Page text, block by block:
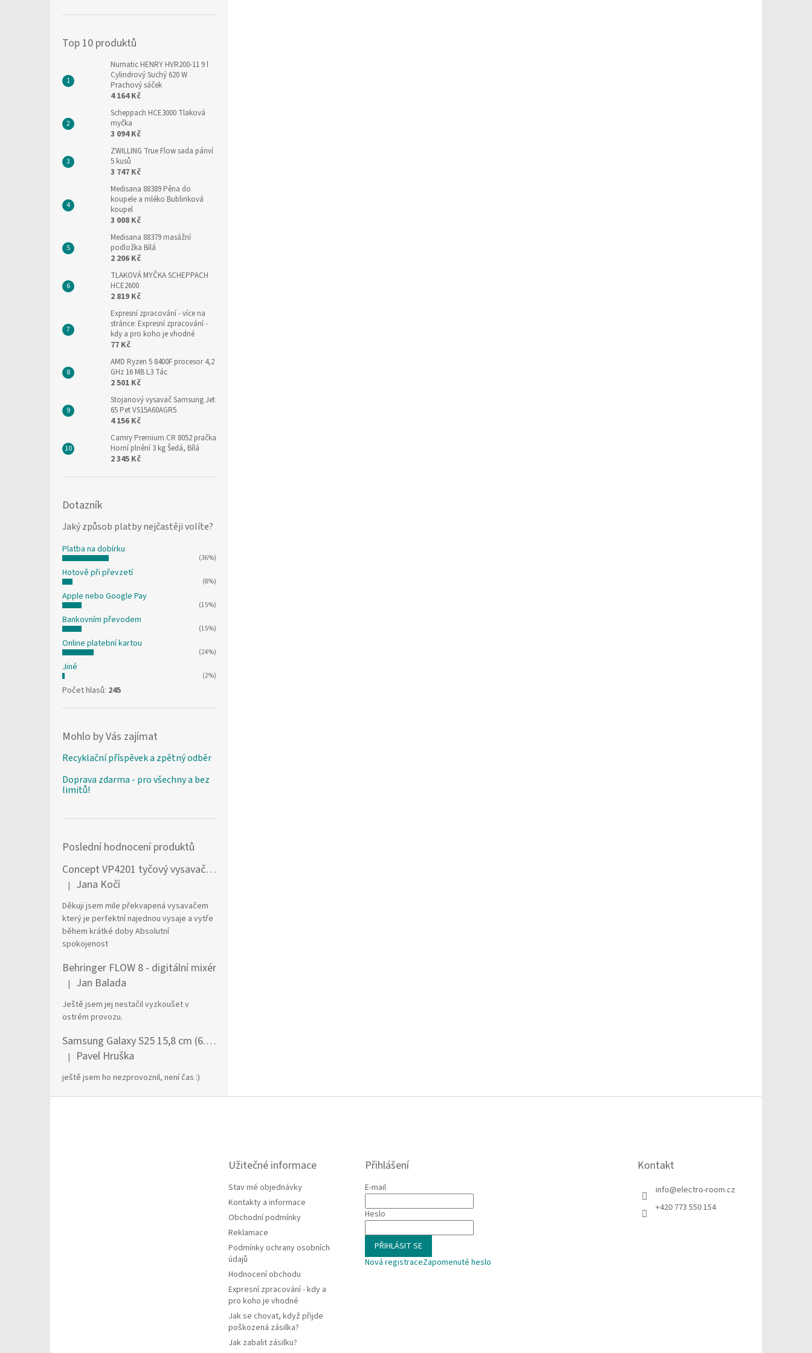
Top 10 produktů
Numatic HENRY HVR200-11 9 l
Cylindrový Suchý 620 W
Prachový sáček
4 164 Kč
Scheppach HCE3000 Tlaková
myčka
3 094 Kč
ZWILLING True Flow sada pánví
5 kusů
3 747 Kč
Medisana 88389 Pěna do
koupele a mléko Bublinková
koupel
3 008 Kč
Medisana 88379 masážní
podložka Bílá
2 206 Kč
TLAKOVÁ MYČKA SCHEPPACH
HCE2600
2 819 Kč
Expresní zpracování- více na
stránce: Expresní zpracování -
kdy a pro koho je vhodné
77 Kč
AMD Ryzen 5 8400F procesor 4,2
GHz 16 MB L3 Tác
2 501 Kč
Stojanový vysavač Samsung Jet
65 Pet VS15A60AGR5
4 156 Kč
Camry Premium CR 8052 pračka
Horní plnění 3 kg Šedá, Bílá
2 345 Kč
Dotazník
Jaký způsob platby nejčastěji volíte?
Platba na dobírku
(36%)
Hotově při převzetí
(8%)
Apple nebo Google Pay
(15%)
Bankovním převodem
(15%)
Online platební kartou
(24%)
Jiné
(2%)
Počet hlasů: 245
Mohlo by Vás zajímat
Recyklační příspěvek a zpětný odběr
Doprava zdarma - pro všechny a bez
limitů!
Poslední hodnocení produktů
Concept VP4201 tyčový vysavač / elektrický smeták Tyčový vysavač 2 v 1 AC Suché a mokré Bezsáčkové 0,6 l 90 W Černá, Stříbrná
Hodnocení produktu je 5 z 5 hvězdiček.
| Jana Kočí
Děkuji jsem mile překvapená vysavačem
který je perfektní najednou vysaje a vytře
během krátké doby Absolutní
spokojenost
Behringer FLOW 8 - digitální mixér
Hodnocení produktu je 5 z 5 hvězdiček.
| Jan Balada
Ještě jsem jej nestačil vyzkoušet v
ostrém provozu.
Samsung Galaxy S25 15,8 cm (6.2") Dual SIM Android 15 5G USB typu C 12 GB 256 GB 4000 mAh Námořnická modrá
Hodnocení produktu je 1 z 5 hvězdiček.
| Pavel Hruška
ještě jsem ho nezprovoznil, není čas :)
Užitečné informace
Stav mé objednávky
Kontakty a informace
Obchodní podmínky
Reklamace
Podmínky ochrany osobních
údajů
Hodnocení obchodu
Expresní zpracování - kdy a
pro koho je vhodné
Jak se chovat, když přijde
poškozená zásilka?
Jak zabalit zásilku?
Přihlášení
E-mail
Heslo
PŘIHLÁSIT SE
Nová registraceZapomenuté heslo
Kontakt
info@electro-room.cz
+420 773 550 154